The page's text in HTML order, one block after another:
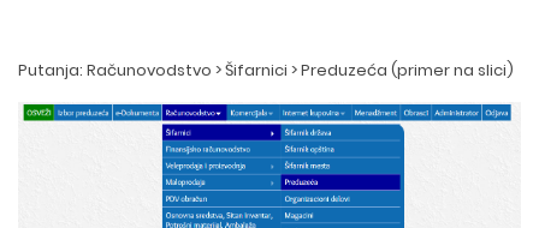
Putanja: Računovodstvo > Šifarnici > Preduzeća (primer na slici)